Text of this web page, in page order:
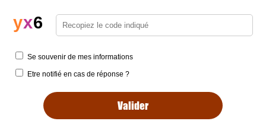
yx6
Se souvenir de mes informations
Etre notifié en cas de réponse ?